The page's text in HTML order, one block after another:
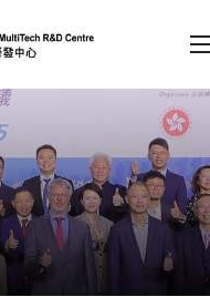
）
员登录
EN 繁 简